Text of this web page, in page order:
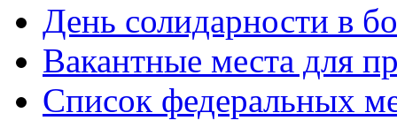
День солидарности в
Вакантные места для
Список федеральных